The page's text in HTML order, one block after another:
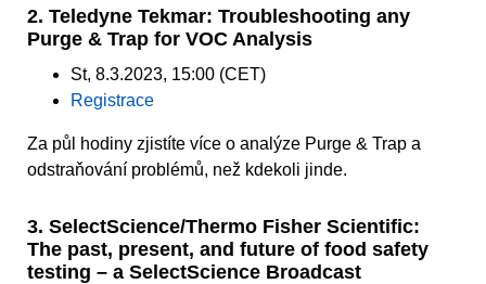
2. Teledyne Tekmar: Troubleshooting any
Purge & Trap for VOC Analysis
St, 8.3.2023, 15:00 (CET)
Registrace
Za půl hodiny zjistíte více o analýze Purge & Trap a
odstraňování problémů, než kdekoli jinde.
3. SelectScience/Thermo Fisher Scientific:
The past, present, and future of food safety
testing – a SelectScience Broadcast